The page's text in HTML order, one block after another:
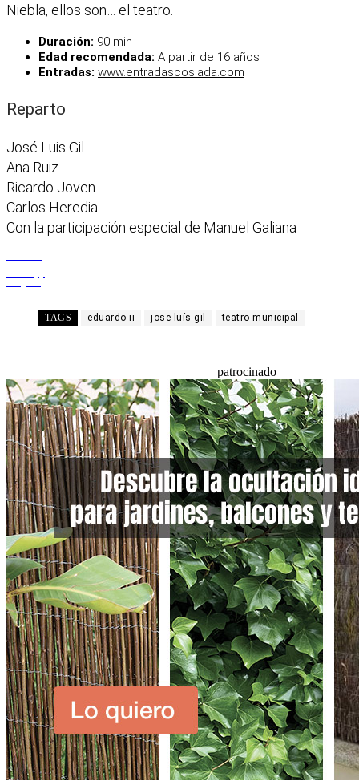
Niebla, ellos son… el teatro.
Duración: 90 min
Edad recomendada: A partir de 16 años
Entradas: www.entradascoslada.com
Reparto
José Luis Gil
Ana Ruiz
Ricardo Joven
Carlos Heredia
Con la participación especial de Manuel Galiana
TAGS eduardo ii jose luís gil teatro municipal
patrocinado